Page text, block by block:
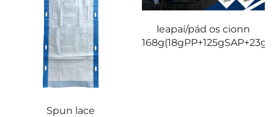
Spun lace
leapaí/pád os cionn